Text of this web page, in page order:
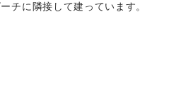
チに隣接して建っています。